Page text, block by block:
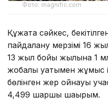
Фото: magnific.com
Құжатқа сәйкес,
пайдалану мерзімі 16
13 жыл бойы жылына 1
жобалық қуатымен жұмыс
бөлінген жер қойнауы
4,499 шаршы шақырым.